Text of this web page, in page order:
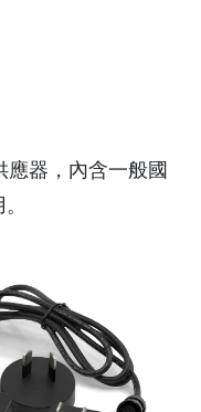
應器，內含一般國